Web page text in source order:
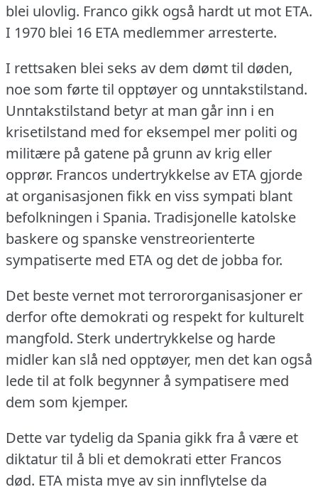
blei ulovlig. Franco gikk også hardt ut mot ETA.
I 1970 blei 16 ETA medlemmer arresterte.
I rettsaken blei seks av dem dømt til døden,
noe som førte til opptøyer og unntakstilstand.
Unntakstilstand betyr at man går inn i en
krisetilstand med for eksempel mer politi og
militære på gatene på grunn av krig eller
opprør. Francos undertrykkelse av ETA gjorde
at organisasjonen fikk en viss sympati blant
befolkningen i Spania. Tradisjonelle katolske
baskere og spanske venstreorienterte
sympatiserte med ETA og det de jobba for.
Det beste vernet mot terrororganisasjoner er
derfor ofte demokrati og respekt for kulturelt
mangfold. Sterk undertrykkelse og harde
midler kan slå ned opptøyer, men det kan også
lede til at folk begynner å sympatisere med
dem som kjemper.
Dette var tydelig da Spania gikk fra å være et
diktatur til å bli et demokrati etter Francos
død. ETA mista mye av sin innflytelse da